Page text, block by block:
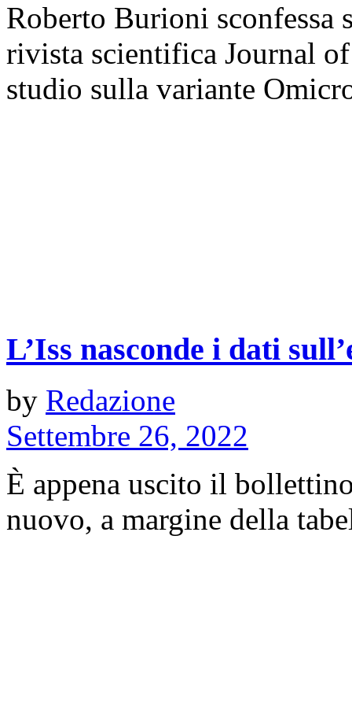
Roberto Burioni sconfessa
rivista scientifica Journal
studio sulla variante
L’Iss nasconde i dati
by Redazione
Settembre 26, 2022
È appena uscito il
nuovo, a margine della